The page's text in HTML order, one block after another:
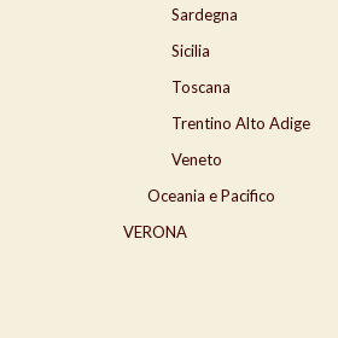
Sardegna
Sicilia
Toscana
Trentino Alto Adige
Veneto
Oceania e Pacifico
VERONA